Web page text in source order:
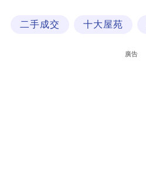
二手成交 十大屋苑
廣告